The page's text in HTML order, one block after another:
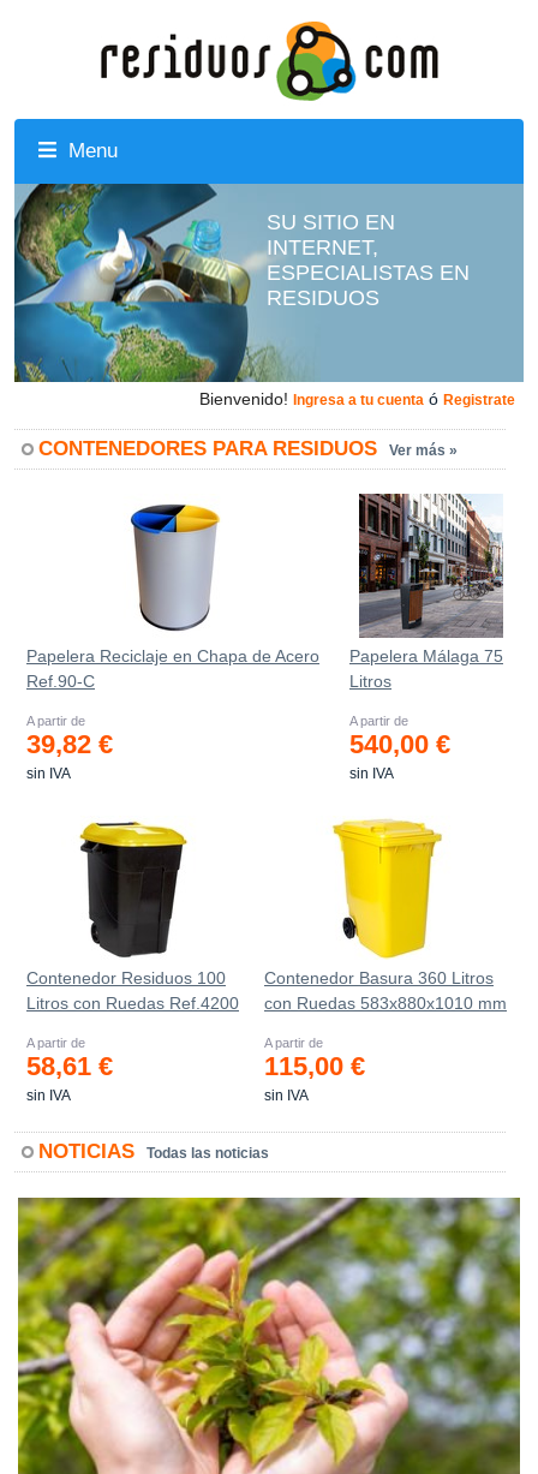
Menu
SU SITIO EN
INTERNET,
ESPECIALISTAS EN
RESIDUOS
Bienvenido! Ingresa a tu cuenta ó Registrate
CONTENEDORES PARA RESIDUOS Ver más »
Papelera Reciclaje en Chapa de Acero
Ref.90-C
A partir de
39,82 €
sin IVA
Papelera Málaga 75
Litros
A partir de
540,00 €
sin IVA
Contenedor Residuos 100
Litros con Ruedas Ref.4200
A partir de
58,61 €
sin IVA
Contenedor Basura 360 Litros
con Ruedas 583x880x1010 mm
A partir de
115,00 €
sin IVA
NOTICIAS Todas las noticias